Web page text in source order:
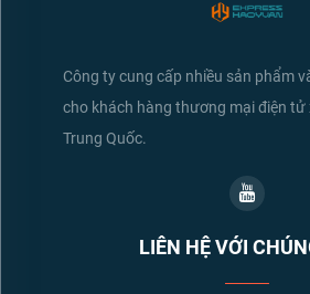
Công ty cung cấp nhiều sản phẩm
cho khách hàng thương mại điện tử
Trung Quốc.
LIÊN HỆ VỚI